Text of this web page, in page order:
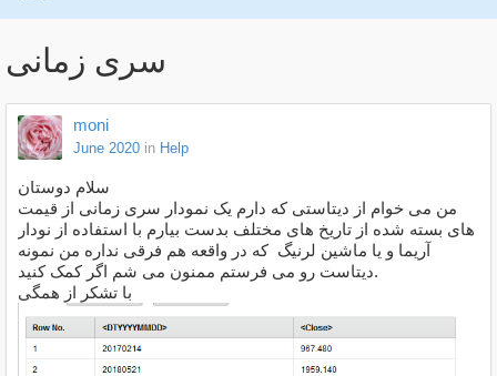
سری زمانی
moni
June 2020 in Help
من می خوام از دیتاستی که دارم یک نمودار سری زمانی از قیمت
های بسته شده از تاریخ های مختلف بدست بیارم با استفاده از نودار
آریما و یا ماشین لرنیگ که در واقعه هم فرقی نداره من نمونه
دیتاست رو می فرستم ممنون می شم اگر کمک کنید.
با تشکر از همگی